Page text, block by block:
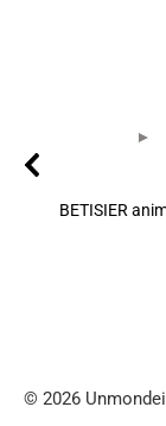
BETISIER
© 2026